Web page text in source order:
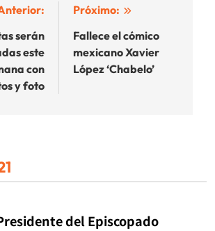
serán
este
con
y foto
Próximo:
Fallece el cómico
mexicano Xavier
López ‘Chabelo’
del Episcopado